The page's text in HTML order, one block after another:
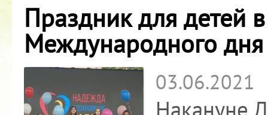
Праздник для детей
Международного
03.06.2021